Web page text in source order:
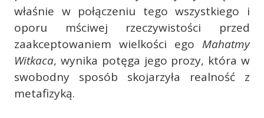
właśnie w połączeniu tego wszystkiego i
oporu mściwej rzeczywistości przed
zaakceptowaniem wielkości ego Mahatmy
Witkaca, wynika potęga jego prozy, która w
swobodny sposób skojarzyła realność z
metafizyką.